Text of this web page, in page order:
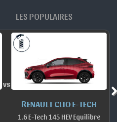
LES POPULAIRES
vs
RENAULT CLIO E-TECH
1.6 E-Tech 145 HEV Equilibre